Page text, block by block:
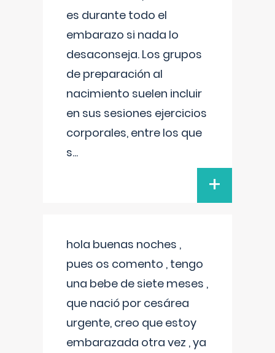
es durante todo el
embarazo si nada lo
desaconseja. Los grupos
de preparación al
nacimiento suelen incluir
en sus sesiones ejercicios
corporales, entre los que
s...
+
hola buenas noches ,
pues os comento , tengo
una bebe de siete meses ,
que nació por cesárea
urgente, creo que estoy
embarazada otra vez , ya